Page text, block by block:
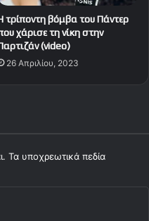
τρίποντη βόμβα του Πάντερ
χάρισε τη νίκη στην
(video)
26 Απριλίου, 2023
Τα υποχρεωτικά πεδία